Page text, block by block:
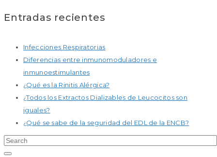
Entradas recientes
Infecciones Respiratorias
Diferencias entre inmunomoduladores e
inmunoestimulantes
¿Qué es la Rinitis Alérgica?
¿Todos los Extractos Dializables de Leucocitos son
iguales?
¿Qué se sabe de la seguridad del EDL de la ENCB?